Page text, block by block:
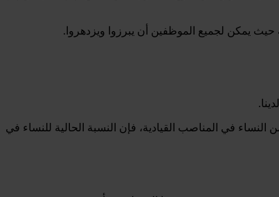
حيث يمكن لجميع الموظفين أن يبرزوا ويزدهروا.
ذلك، نواصل تحديد الأهداف لزيادة تمثيل المرأة في الأدوار القيادية. وعلى الرغم من أننا حققنا هدفنا لعام 2022 المتمثل في وجود 25% من النساء في المناصب القيادية، فإن النسبة الحالية للنساء في